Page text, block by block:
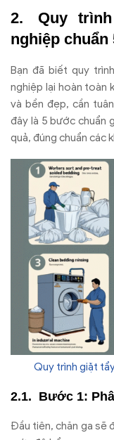
Quy
nghiệp chuẩn
Bạn đã biết quy tr
nghiệp lại hoàn toàn
và bền đẹp, cần tu
đây là 5 bước chuẩn
quả, đúng chuẩn các
Quy trình giặt
Bước 1: Ph
Đầu tiên, chăn ga sẽ